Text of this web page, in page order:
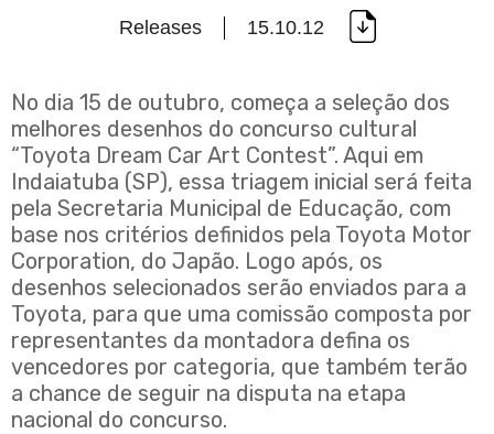
Releases 15.10.12
No dia 15 de outubro, começa a seleção dos
melhores desenhos do concurso cultural
“Toyota Dream Car Art Contest”. Aqui em
Indaiatuba (SP), essa triagem inicial será feita
pela Secretaria Municipal de Educação, com
base nos critérios definidos pela Toyota Motor
Corporation, do Japão. Logo após, os
desenhos selecionados serão enviados para a
Toyota, para que uma comissão composta por
representantes da montadora defina os
vencedores por categoria, que também terão
a chance de seguir na disputa na etapa
nacional do concurso.